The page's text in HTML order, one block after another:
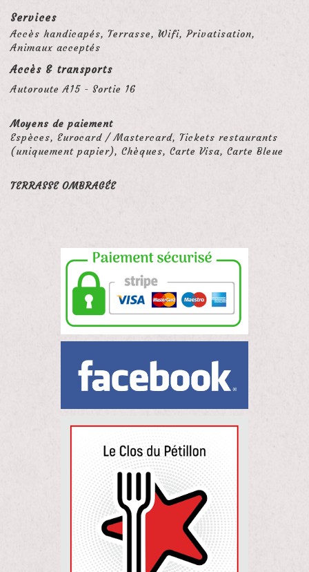
Services
Accès handicapés, Terrasse, Wifi, Privatisation,
Animaux acceptés
Accès & transports
Autoroute A15 - Sortie 16
Moyens de paiement
Espèces, Eurocard / Mastercard, Tickets restaurants
(uniquement papier), Chèques, Carte Visa, Carte Bleue
TERRASSE OMBRAGÉE